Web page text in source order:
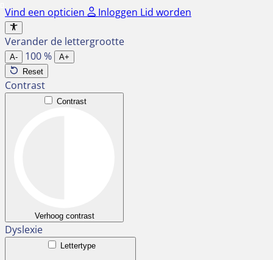
Ga
naar
de
inhoud
Vind een opticien Inloggen Lid worden
Verander de lettergrootte
A- 100%
A+
Reset
Contrast
Contrast
Verhoog contrast
Dyslexie
Lettertype